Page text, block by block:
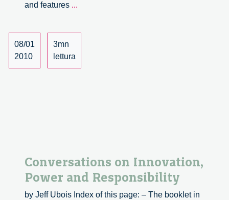
and features ...
08/01
2010
3mn
lettura
Conversations on Innovation,
Power and Responsibility
by Jeff Ubois Index of this page: – The booklet in